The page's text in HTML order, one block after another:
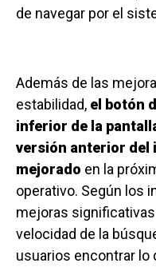
de navegar por el
Además de las
estabilidad, el botón
inferior de la
versión anterior del
mejorado en la
operativo. Según los
mejoras
velocidad de la
usuarios encontrar lo